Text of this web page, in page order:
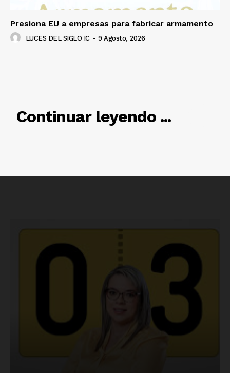
Presiona EU a empresas para fabricar armamento
LUCES DEL SIGLO IC - 9 Agosto, 2026
Continuar leyendo ...
RELACIONADO